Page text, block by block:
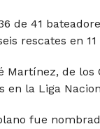
de 41
rescates en
Martínez, de
en la Liga
fue